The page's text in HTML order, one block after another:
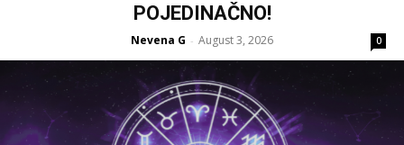
POJEDINAČNO!
Nevena G - August 3, 2026 0